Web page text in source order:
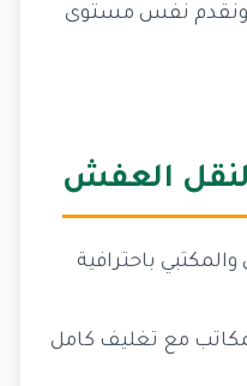
ونقدم نفس مستوى
العفش
والمكتبي باحترافية
مع تغليف كامل